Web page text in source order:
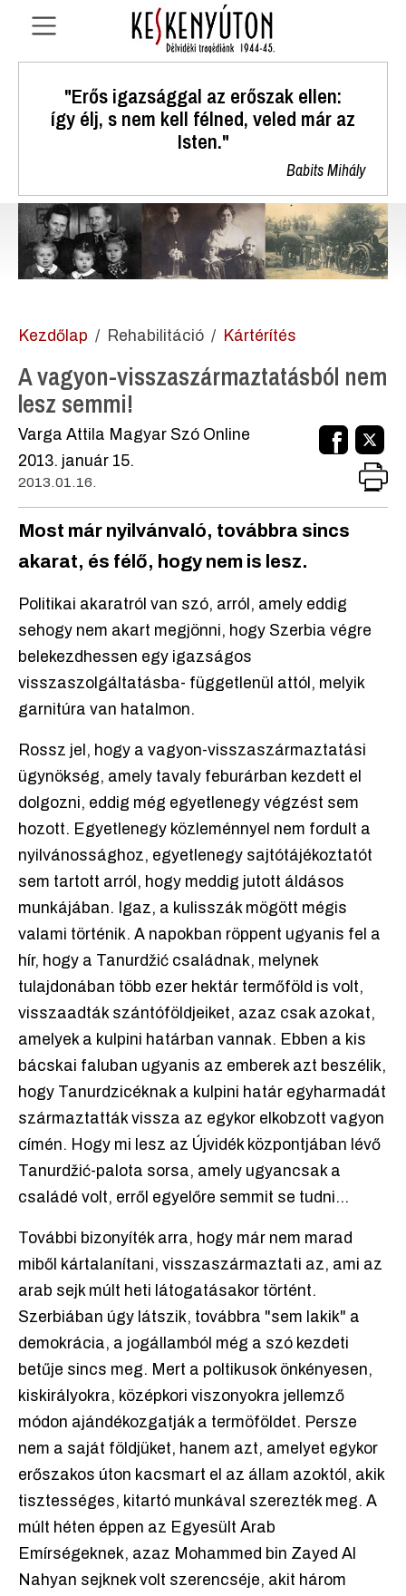
"Erős igazsággal az erőszak ellen:
így élj, s nem kell félned, veled már az
Isten."
Babits Mihály
Kezdőlap Rehabilitáció Kártérítés
A vagyon-visszaszármaztatásból nem
lesz semmi!
Varga Attila Magyar Szó Online
2013. január 15.
2013.01.16.
Most már nyilvánvaló, továbbra sincs
akarat, és félő, hogy nem is lesz.
Politikai akaratról van szó, arról, amely eddig
sehogy nem akart megjönni, hogy Szerbia végre
belekezdhessen egy igazságos
visszaszolgáltatásba- függetlenül attól, melyik
garnitúra van hatalmon.
Rossz jel, hogy a vagyon-visszaszármaztatási
ügynökség, amely tavaly feburárban kezdett el
dolgozni, eddig még egyetlenegy végzést sem
hozott. Egyetlenegy közleménnyel nem fordult a
nyilvánossághoz, egyetlenegy sajtótájékoztatót
sem tartott arról, hogy meddig jutott áldásos
munkájában. Igaz, a kulisszák mögött mégis
valami történik. A napokban röppent ugyanis fel a
hír, hogy a Tanurdžić családnak, melynek
tulajdonában több ezer hektár termőföld is volt,
visszaadták szántóföldjeiket, azaz csak azokat,
amelyek a kulpini határban vannak. Ebben a kis
bácskai faluban ugyanis az emberek azt beszélik,
hogy Tanurdzicéknak a kulpini határ egyharmadát
származtatták vissza az egykor elkobzott vagyon
címén. Hogy mi lesz az Újvidék központjában lévő
Tanurdžić-palota sorsa, amely ugyancsak a
családé volt, erről egyelőre semmit se tudni...
További bizonyíték arra, hogy már nem marad
miből kártalanítani, visszaszármaztati az, ami az
arab sejk múlt heti látogatásakor történt.
Szerbiában úgy látszik, továbbra "sem lakik" a
demokrácia, a jogállamból még a szó kezdeti
betűje sincs meg. Mert a poltikusok önkényesen,
kiskirályokra, középkori viszonyokra jellemző
módon ajándékozgatják a termöföldet. Persze
nem a saját földjüket, hanem azt, amelyet egykor
erőszakos úton kacsmart el az állam azoktól, akik
tisztességes, kitartó munkával szerezték meg. A
múlt héten éppen az Egyesült Arab
Emírségeknek, azaz Mohammed bin Zayed Al
Nahyan sejknek volt szerencséje, akit három